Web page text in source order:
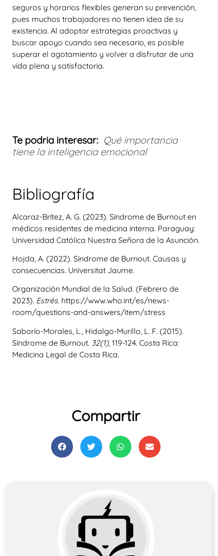
seguros y horarios flexibles generan su prevención,
pues muchos trabajadores no tienen idea de su
existencia. Al adoptar estrategias proactivas y
buscar apoyo cuando sea necesario, es posible
superar el agotamiento y volver a disfrutar de una
vida plena y satisfactoria.
Te podria interesar: Qué importancia
tiene la inteligencia emocional
Bibliografía
Alcaraz-Brítez, A. G. (2023). Síndrome de Burnout en
médicos residentes de medicina interna. Paraguay:
Universidad Católica Nuestra Señora de la Asunción.
Hojda, A. (2022). Síndrome de Burnout. Causas y
consecuencias. Universitat Jaume.
Organización Mundial de la Salud. (Febrero de
2023). Estrés. https://www.who.int/es/news-
room/questions-and-answers/item/stress
Saborío-Morales, L., Hidalgo-Murillo, L. F. (2015).
Síndrome de Burnout. 32(1), 119-124. Costa Rica:
Medicina Legal de Costa Rica.
Compartir